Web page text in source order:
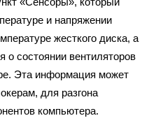
и напряжении
жесткого диска, а
о состоянии вентиляторов
Эта информация может
для разгона
компьютера.